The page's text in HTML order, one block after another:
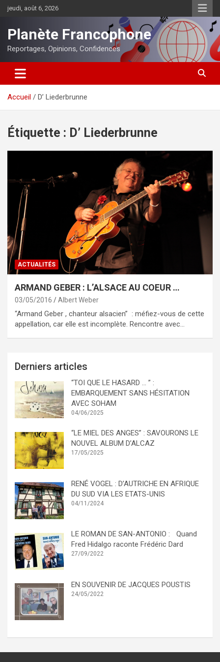
Aller
au
jeudi, août 6, 2026
Planète Francophone
Reportages, Opinions, Confidences
Accueil D’ Liederbrunne
Étiquette : D’ Liederbrunne
ACTUALITÉS
ARMAND GEBER : L’ALSACE AU COEUR …
03/05/2016 Albert Weber
“Armand Geber , chanteur alsacien” : méfiez-vous de cette
appellation, car elle est incomplète. Rencontre avec…
Derniers articles
“TOI QUE LE HASARD … ” :
EMBARQUEMENT SANS HÉSITATION
AVEC SOHAM
04/06/2025
“LE MIEL DES ANGES” : SAVOURONS LE
NOUVEL ALBUM D’ALCAZ
17/05/2025
RENÉ VOGEL : D’AUTRICHE EN AFRIQUE
DU SUD VIA LES ETATS-UNIS
04/11/2024
LE ROMAN DE SAN-ANTONIO : Quand
Fred Hidalgo raconte Frédéric Dard
27/09/2022
EN SOUVENIR DE JACQUES POUSTIS
24/05/2022